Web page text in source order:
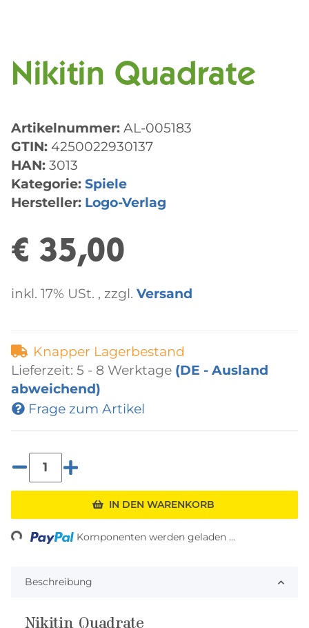
Nikitin Quadrate
Artikelnummer: AL-005183
GTIN: 4250022930137
HAN: 3013
Kategorie: Spiele
Hersteller: Logo-Verlag
€ 35,00
inkl. 17% USt. , zzgl. Versand
Knapper Lagerbestand
Lieferzeit: 5 - 8 Werktage (DE - Ausland
abweichend)
Frage zum Artikel
IN DEN WARENKORB
Komponenten werden geladen ...
Beschreibung
Nikitin Quadrate